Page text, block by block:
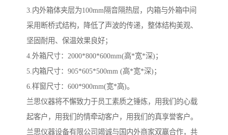
3.内外箱体夹层为100mm隔音隔热层，内箱与外箱中间
采用断桥式结构，降低了声波的传递，整体结构美观、
坚固耐用、保温效果良好；
4.外箱尺寸：2000*800*600mm(高*宽*深)；
5.内箱尺寸：905*605*500mm (高*宽*深)；
6.样窗尺寸：600*900mm(宽*高)。
兰思仪器将不懈致力于员工素质之锤炼，用我们的心载
起客户，用我们的情牵动客户，用我们的真享誉客户。
兰思仪器设备有限公司竭诚与国内外商家双赢合作，共